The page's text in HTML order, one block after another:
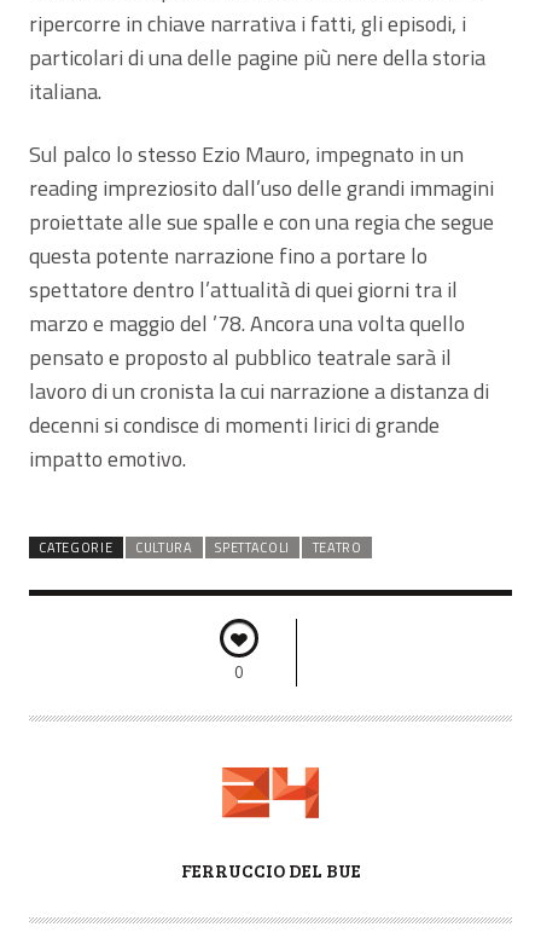
ripercorre in chiave narrativa i fatti, gli episodi, i
particolari di una delle pagine più nere della storia
italiana.
Sul palco lo stesso Ezio Mauro, impegnato in un
reading impreziosito dall’uso delle grandi immagini
proiettate alle sue spalle e con una regia che segue
questa potente narrazione fino a portare lo
spettatore dentro l’attualità di quei giorni tra il
marzo e maggio del ’78. Ancora una volta quello
pensato e proposto al pubblico teatrale sarà il
lavoro di un cronista la cui narrazione a distanza di
decenni si condisce di momenti lirici di grande
impatto emotivo.
CATEGORIE CULTURA SPETTACOLI TEATRO
0
T
FERRUCCIO DEL BUE